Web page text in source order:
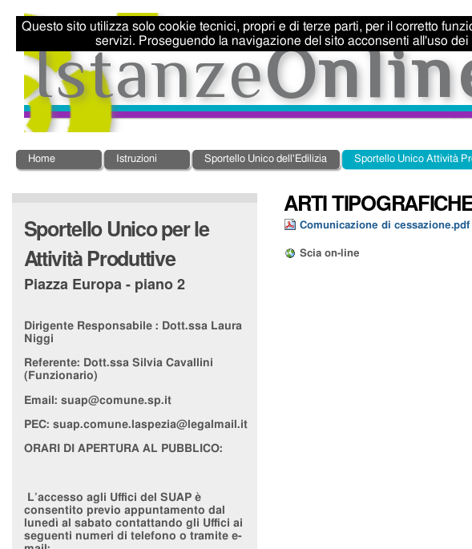
ai
contenuti.
Salta
alla
navigazione
personali
Sezioni
Home Istruzioni Sportello Unico dell'Edilizia Sportello Unico Attività
ARTI
Comunicazione di cessazione.pdf
Scia on-line
Sportello Unico per le
Attività Produttive
Piazza Europa - piano 2
Dirigente Responsabile : Dott.ssa Laura
Niggi
Referente: Dott.ssa Silvia Cavallini
(Funzionario)
Email: suap@comune.sp.it
PEC: suap.comune.laspezia@legalmail.it
ORARI DI APERTURA AL PUBBLICO:
L’accesso agli Uffici del SUAP è
consentito previo appuntamento dal
lunedì al sabato contattando gli Uffici ai
seguenti numeri di telefono o tramite e-
Questo sito utilizza solo cookie tecnici, propri e di terze parti, per il corretto
servizi. Proseguendo la navigazione del sito acconsenti all'uso dei